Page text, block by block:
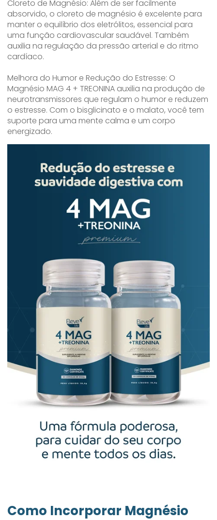
Cloreto de Magnésio: Além de ser facilmente
absorvido, o cloreto de magnésio é excelente para
manter o equilíbrio dos eletrólitos, essencial para
uma função cardiovascular saudável. Também
auxilia na regulação da pressão arterial e do ritmo
cardíaco.
Melhora do Humor e Redução do Estresse: O
Magnésio MAG 4 + TREONINA auxilia na produção de
neurotransmissores que regulam o humor e reduzem
o estresse. Com o bisglicinato e o malato, você tem
suporte para uma mente calma e um corpo
energizado.
Como Incorporar Magnésio